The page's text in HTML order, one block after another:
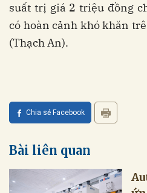
suất trị giá 2 triệu đồng
có hoàn cảnh khó khăn
(Thạch An).
Chia sẻ Facebook
Bài liên quan